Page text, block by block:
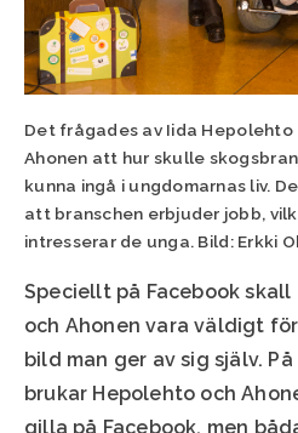
Det frågades av Iida Hepolehto
Ahonen att hur skulle
kunna ingå i ungdomarnas liv.
att branschen erbjuder jobb,
intresserar de unga. Bild: Erkki
Speciellt på Facebook
och Ahonen vara väldigt
bild man ger av sig själv.
brukar Hepolehto och
gilla på Facebook, men